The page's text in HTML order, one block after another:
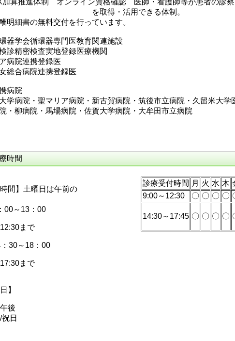
加算推進体制 オンライン資格確認 医師・看護師等が患者の診察
得・活用できる体制。
明細書の無料交付を行っています。
器学会循環器専門医教育関連施設
診精密検査実地登録医療機関
病院連携登録医
総合病院連携登録医
病院
学病院・聖マリア病院・新古賀病院・筑後市立病院・久留米大学
・柳病院・馬場病院・佐賀大学病院・大牟田市立病院
間
時間】土曜日は午前の
00～13：00
まで
：30～18：00
まで
】
後
日
診療受付時間 月 火 水 木
9:00～12:30
〇 〇 〇 〇
14:30～17:45 〇 〇 〇 〇